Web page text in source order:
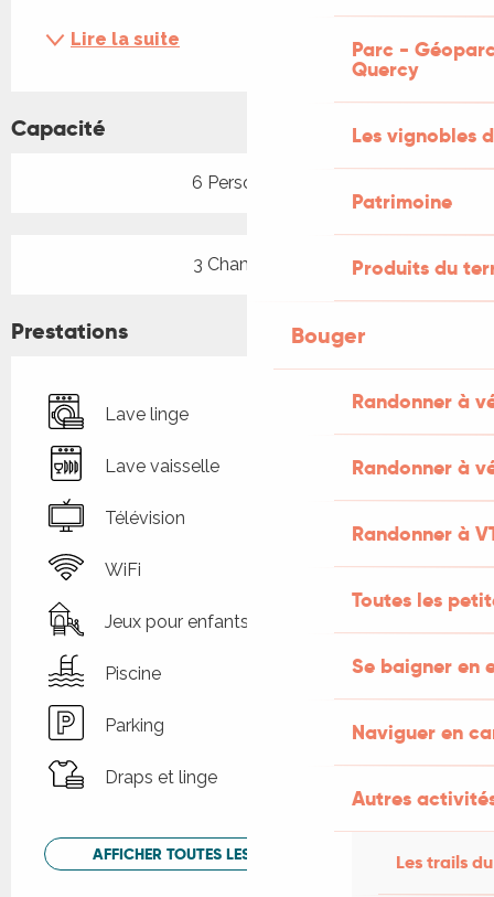
Parc -
Quercy
Les vignobles
Patrimoine
Produits du
Bouger
Randonner à
Randonner à
Randonner à
Toutes les
Se baigner en
Naviguer en
Autres
Les trails
Lire la suite
Capacité
6 Personne(s)
3 Chambre(s)
Prestations
Lave linge
Lave vaisselle
Télévision
WiFi
Jeux pour enfants / Espace jeux
Piscine
Parking
Draps et linge
AFFICHER TOUTES LES PRESTATIONS